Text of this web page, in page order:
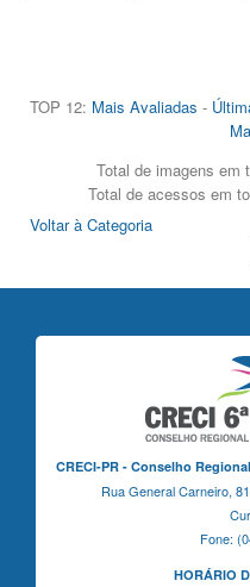
TOP 12: Mais Avaliadas -
Total de imagens em
Total de acessos em
Voltar à Categoria
CRECI-PR - Conselho
Rua General Carneiro,
Fone:
HORÁRIO